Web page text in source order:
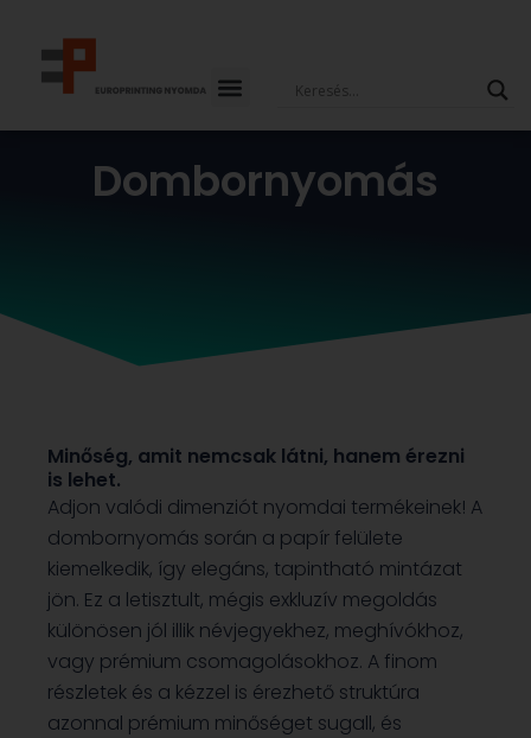
content
Dombornyomás
Minőség, amit nemcsak látni, hanem érezni
is lehet.
Adjon valódi dimenziót nyomdai termékeinek! A
dombornyomás során a papír felülete
kiemelkedik, így elegáns, tapintható mintázat
jön. Ez a letisztult, mégis exkluzív megoldás
különösen jól illik névjegyekhez, meghívókhoz,
vagy prémium csomagolásokhoz. A finom
részletek és a kézzel is érezhető struktúra
azonnal prémium minőséget sugall, és